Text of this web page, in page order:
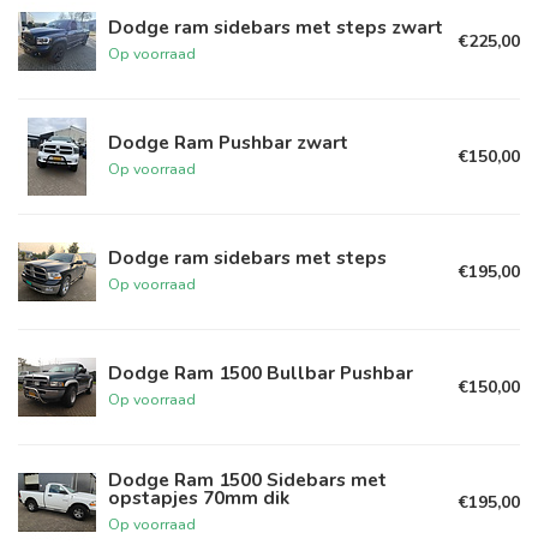
Dodge ram sidebars met steps zwart
Op voorraad
€225,00
Dodge Ram Pushbar zwart
Op voorraad
€150,00
Dodge ram sidebars met steps
Op voorraad
€195,00
Dodge Ram 1500 Bullbar Pushbar
Op voorraad
€150,00
Dodge Ram 1500 Sidebars met
opstapjes 70mm dik
Op voorraad
€195,00